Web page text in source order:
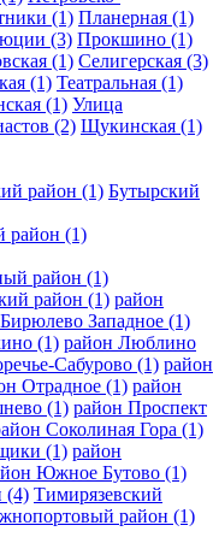
(1) Планерная (1)
(3) Прокшино (1)
(1) Селигерская (3)
(1) Театральная (1)
(1) Улица
(2) Щукинская (1)
район (1) Бутырский
район (1)
район (1)
район (1) район
Западное (1)
(1) район Люблино
Сабурово (1) район
Отрадное (1) район
(1) район Проспект
Соколиная Гора (1)
(1) район
Южное Бутово (1)
(4) Тимирязевский
район (1)